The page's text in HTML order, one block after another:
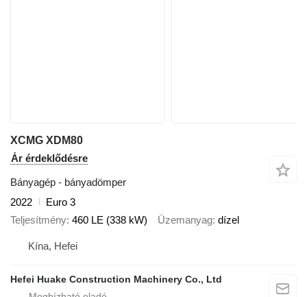
XCMG XDM80
Ár érdeklődésre
Bányagép - bányadömper
2022
Euro 3
Teljesítmény 460 LE (338 kW) Üzemanyag dízel
Kína, Hefei
Hefei Huake Construction Machinery Co., Ltd